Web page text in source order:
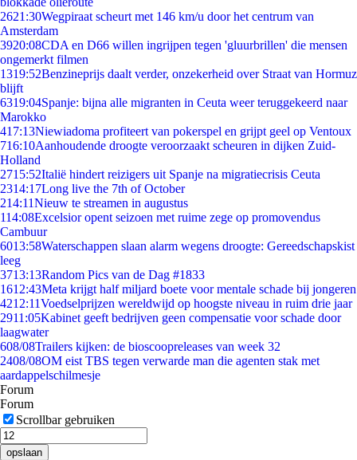
2621:30Wegpiraat scheurt met 146 km/u door het centrum van
Amsterdam
3920:08CDA en D66 willen ingrijpen tegen 'gluurbrillen' die mensen
ongemerkt filmen
1319:52Benzineprijs daalt verder, onzekerheid over Straat van Hormuz
blijft
6319:04Spanje: bijna alle migranten in Ceuta weer teruggekeerd naar
Marokko
417:13Niewiadoma profiteert van pokerspel en grijpt geel op Ventoux
716:10Aanhoudende droogte veroorzaakt scheuren in dijken Zuid-
Holland
2715:52Italië hindert reizigers uit Spanje na migratiecrisis Ceuta
2314:17Long live the 7th of October
214:11Nieuw te streamen in augustus
114:08Excelsior opent seizoen met ruime zege op promovendus
Cambuur
6013:58Waterschappen slaan alarm wegens droogte: Gereedschapskist
leeg
3713:13Random Pics van de Dag #1833
1612:43Meta krijgt half miljard boete voor mentale schade bij jongeren
4212:11Voedselprijzen wereldwijd op hoogste niveau in ruim drie jaar
2911:05Kabinet geeft bedrijven geen compensatie voor schade door
laagwater
608/08Trailers kijken: de bioscoopreleases van week 32
2408/08OM eist TBS tegen verwarde man die agenten stak met
aardappelschilmesje
Forum
Forum
Scrollbar gebruiken
opslaan